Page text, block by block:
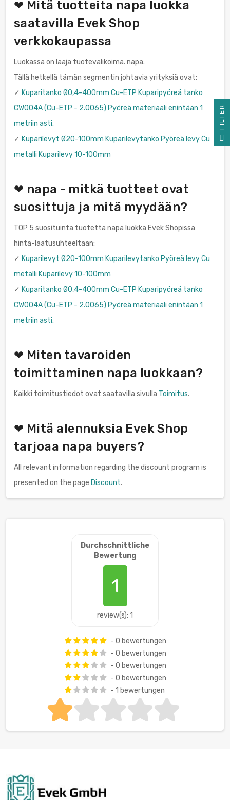
❤ Mitä tuotteita napa luokka
saatavilla Evek Shop
verkkokaupassa
Luokassa on laaja tuotevalikoima. napa.
Tällä hetkellä tämän segmentin johtavia yrityksiä ovat:
✓ Kuparitanko Ø0,4-400mm Cu-ETP Kuparipyöreä tanko
CW004A (Cu-ETP - 2.0065) Pyöreä materiaali enintään 1
metriin asti.
✓ Kuparilevyt Ø20-100mm Kuparilevytanko Pyöreä levy Cu
metalli Kuparilevy 10-100mm
❤ napa - mitkä tuotteet ovat
suosittuja ja mitä myydään?
TOP 5 suosituinta tuotetta napa luokka Evek Shopissa
hinta-laatusuhteeltaan:
✓ Kuparilevyt Ø20-100mm Kuparilevytanko Pyöreä levy Cu
metalli Kuparilevy 10-100mm
✓ Kuparitanko Ø0,4-400mm Cu-ETP Kuparipyöreä tanko
CW004A (Cu-ETP - 2.0065) Pyöreä materiaali enintään 1
metriin asti.
❤ Miten tavaroiden
toimittaminen napa luokkaan?
Kaikki toimitustiedot ovat saatavilla sivulla Toimitus.
❤ Mitä alennuksia Evek Shop
tarjoaa napa buyers?
All relevant information regarding the discount program is
presented on the page Discount.
Durchschnittliche
Bewertung
1
review(s): 1
- 0 bewertungen
- 0 bewertungen
- 0 bewertungen
- 0 bewertungen
- 1 bewertungen
R